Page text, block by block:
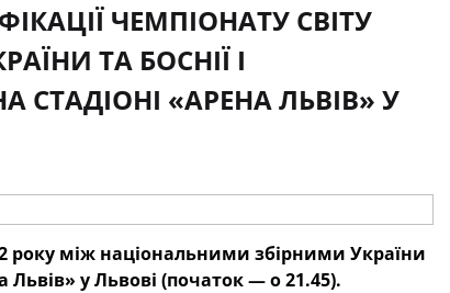
ЧЕМПІОНАТУ СВІТУ
ТА БОСНІЇ І
СТАДІОНІ «АРЕНА ЛЬВІВ» У
року між національними збірними України
Львів» у Львові (початок — о 21.45).